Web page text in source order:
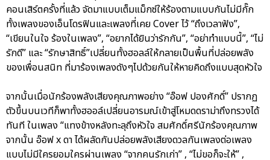
คอนเสิร์ตครั้งที่แล้ว จัดมาแบบเต็มแม็กซ์ให้ร้องตามแบบกันไม่มีกั๊ก
ทั้งเพลงของเอ็นโดรฟินและเพลงที่เคย Cover ไว้ “ถึงเวลาฟัง”,
“เขียนในใจ ร้องในเพลง”, “อยากได้ยินว่ารักกัน”, “อย่าทำแบบนี้”, “ไม่
รักดี” และ “รักษาสิทธิ์”เปลี่ยนทั้งฮอลล์ให้กลายเป็นพื้นที่ปล่อยพลัง
ของเพื่อนสนิท ที่มาร้องเพลงดังๆไปด้วยกันให้หายคิดถึงแบบสุดหัวใจ
จากนั้นเมื่อนักร้องพลังเสียงคุณภาพอย่าง “อ๊อฟ ปองศักดิ์” ปรากฏ
ตัวขึ้นบนเวทีก็พาทั้งฮออล์เปลี่ยนอารมณ์เข้าสู่โหมดดราม่าถึงทรวงได้
ทันที ในเพลง “แทงข้างหลังทะลุถึงหัวใจ สมศักดิ์ศรีนักร้องคุณภาพ
จากนั้น อ๊อฟ x ดา ได้ผลัดกันปล่อยพลังเสียงดวลกันเพลงต่อเพลง
แบบไม่มีใครยอมใครผ่านเพลง “จากคนรักเก่า” , “ไม่ขอก็จะให้” ,